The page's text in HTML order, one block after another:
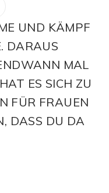
UND KÄMPF
DARAUS
MAL
ES SICH ZU
FÜR FRAUEN
DASS DU DA